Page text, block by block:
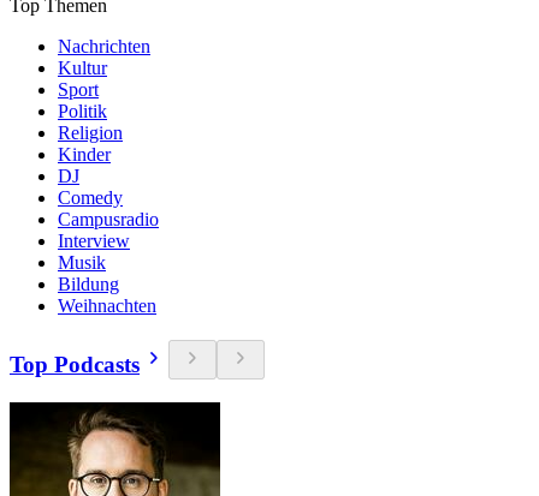
Top Themen
Nachrichten
Kultur
Sport
Politik
Religion
Kinder
DJ
Comedy
Campusradio
Interview
Musik
Bildung
Weihnachten
Top Podcasts